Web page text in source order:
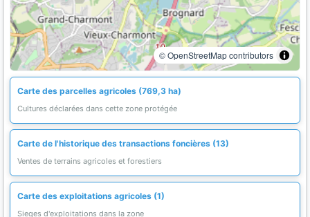
© OpenStreetMap contributors
Carte des parcelles agricoles (769,3 ha)
Cultures déclarées dans cette zone protégée
Carte de l'historique des transactions foncières (13)
Ventes de terrains agricoles et forestiers
Carte des exploitations agricoles (1)
Sieges d'exploitations dans la zone